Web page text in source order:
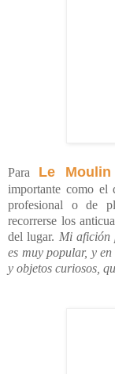
Para Le
importante como el
profesional o de
recorrerse los
del lugar. Mi afición
es muy popular, y
y objetos curiosos,